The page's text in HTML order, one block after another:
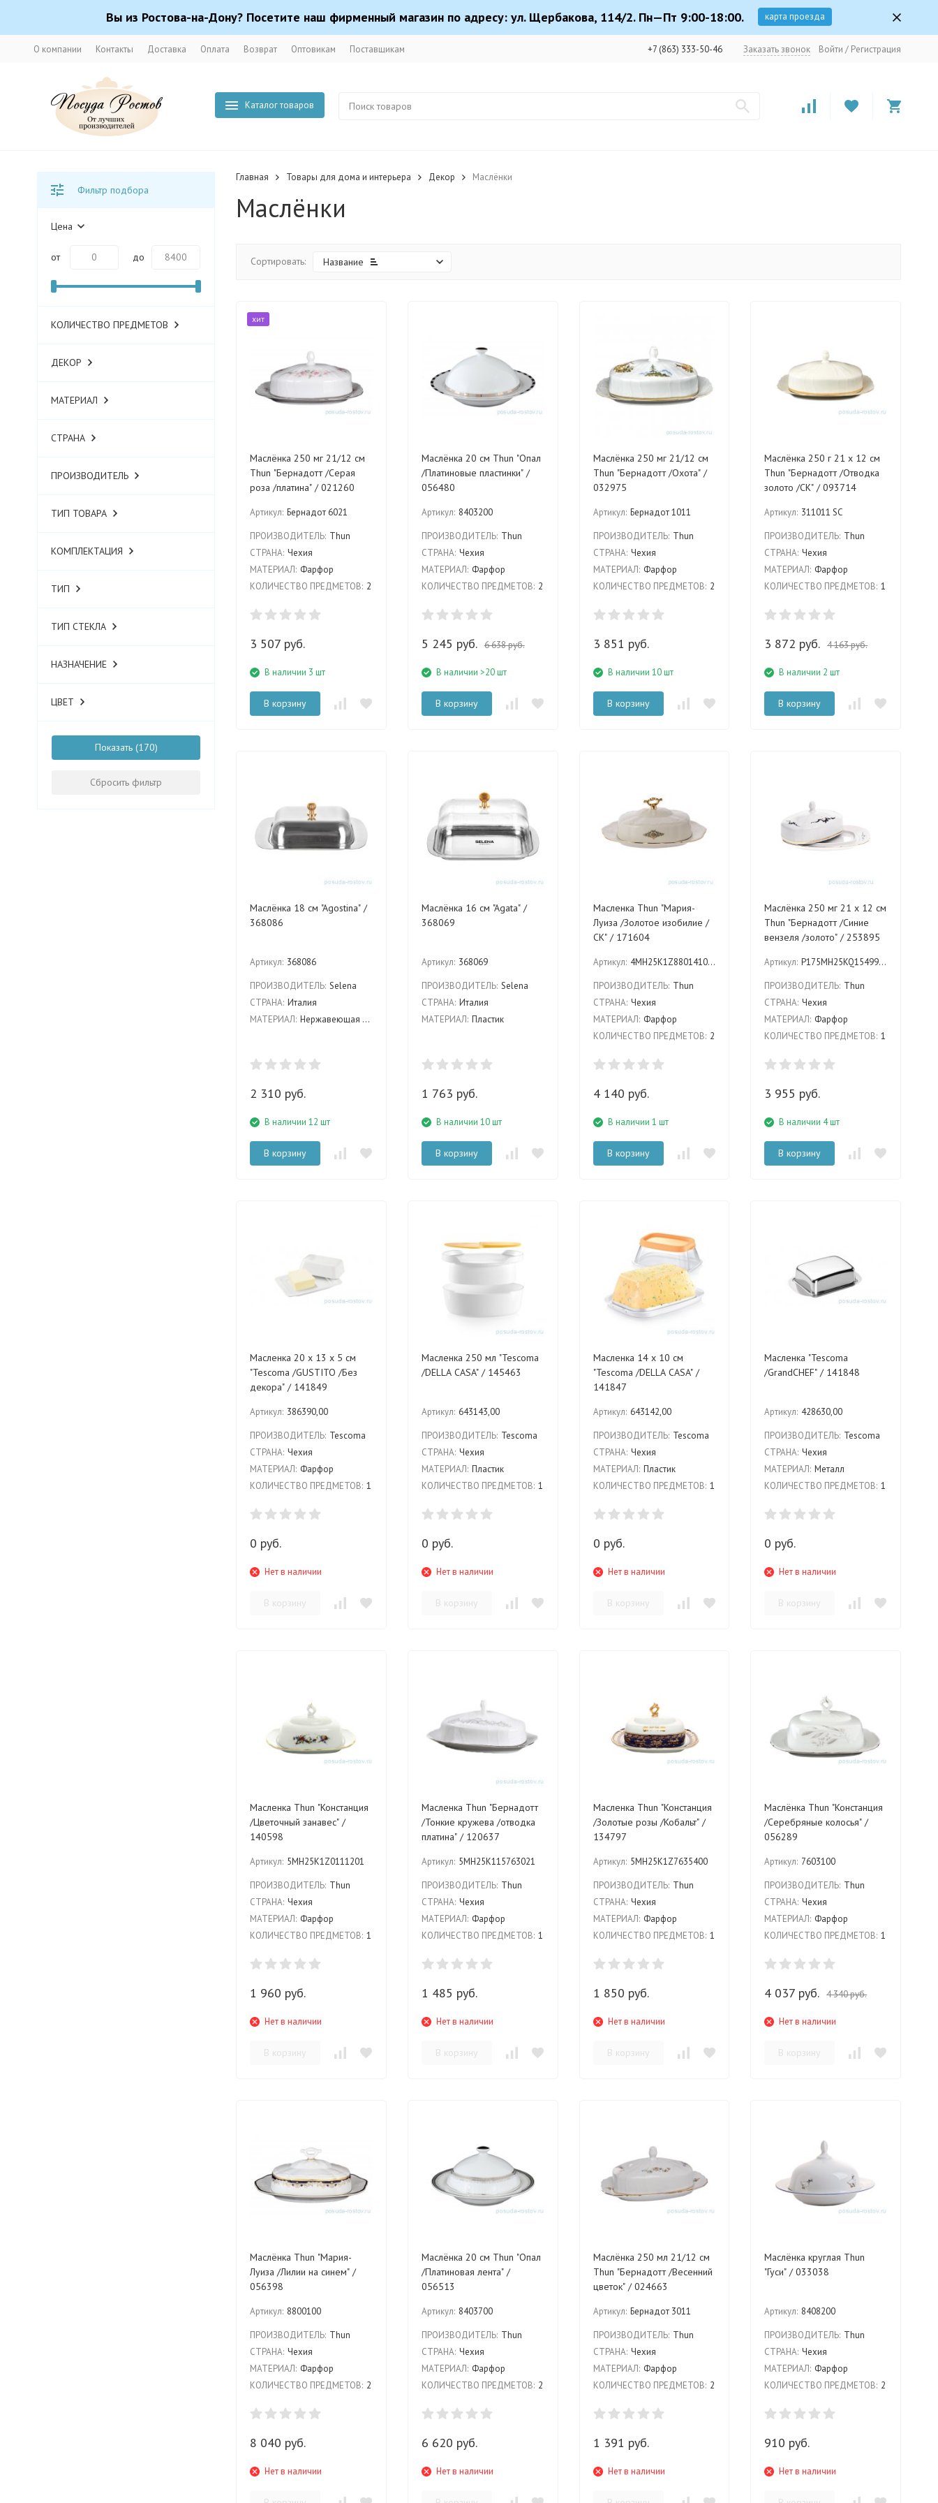
Вы из Ростова-на-Дону? Посетите наш фирменный магазин по адресу: ул. Щербакова, 114/2. Пн—Пт 9:00-18:00. карта проезда
О компании Контакты Доставка Оплата Возврат Оптовикам Поставщикам +7 (863) 333-50-46 Заказать звонок Войти / Регистрация
Каталог товаров
Главная Товары для дома и интерьера Декор Маслёнки
Маслёнки
Сортировать: Название
хит
Маслёнка 250 мг 21/12 см
Thun "Бернадотт /Серая
роза /платина" / 021260
Артикул: Бернадот 6021
ПРОИЗВОДИТЕЛЬ: Thun
СТРАНА: Чехия
МАТЕРИАЛ: Фарфор
КОЛИЧЕСТВО ПРЕДМЕТОВ: 2
3 507 руб.
В наличии 3 шт
В корзину
Маслёнка 20 см Thun "Опал
/Платиновые пластинки" /
056480
Артикул: 8403200
ПРОИЗВОДИТЕЛЬ: Thun
СТРАНА: Чехия
МАТЕРИАЛ: Фарфор
КОЛИЧЕСТВО ПРЕДМЕТОВ: 2
5 245 руб. 6 638 руб.
В наличии >20 шт
В корзину
Маслёнка 250 мг 21/12 см
Thun "Бернадотт /Охота" /
032975
Артикул: Бернадот 1011
ПРОИЗВОДИТЕЛЬ: Thun
СТРАНА: Чехия
МАТЕРИАЛ: Фарфор
КОЛИЧЕСТВО ПРЕДМЕТОВ: 2
3 851 руб.
В наличии 10 шт
В корзину
Маслёнка 250 г 21 х 12 см
Thun "Бернадотт /Отводка
золото /СК" / 093714
Артикул: 311011 SC
ПРОИЗВОДИТЕЛЬ: Thun
СТРАНА: Чехия
МАТЕРИАЛ: Фарфор
КОЛИЧЕСТВО ПРЕДМЕТОВ: 1
3 872 руб. 4 163 руб.
В наличии 2 шт
В корзину
Маслёнка 18 см "Agostina" /
368086
Артикул: 368086
ПРОИЗВОДИТЕЛЬ: Selena
СТРАНА: Италия
МАТЕРИАЛ: Нержавеющая сталь
2 310 руб.
В наличии 12 шт
В корзину
Маслёнка 16 см "Agata" /
368069
Артикул: 368069
ПРОИЗВОДИТЕЛЬ: Selena
СТРАНА: Италия
МАТЕРИАЛ: Пластик
1 763 руб.
В наличии 10 шт
В корзину
Масленка Thun "Мария-
Луиза /Золотое изобилие /
СК" / 171604
Артикул: 4MH25K1Z8801410 IVORY
ПРОИЗВОДИТЕЛЬ: Thun
СТРАНА: Чехия
МАТЕРИАЛ: Фарфор
КОЛИЧЕСТВО ПРЕДМЕТОВ: 2
4 140 руб.
В наличии 1 шт
В корзину
Маслёнка 250 мг 21 х 12 см
Thun "Бернадотт /Синие
вензеля /золото" / 253895
Артикул: P175MH25KQ15499311
ПРОИЗВОДИТЕЛЬ: Thun
СТРАНА: Чехия
МАТЕРИАЛ: Фарфор
КОЛИЧЕСТВО ПРЕДМЕТОВ: 1
3 955 руб.
В наличии 4 шт
В корзину
Масленка 20 х 13 х 5 см
"Tescoma /GUSTITO /Без
декора" / 141849
Артикул: 386390,00
ПРОИЗВОДИТЕЛЬ: Tescoma
СТРАНА: Чехия
МАТЕРИАЛ: Фарфор
КОЛИЧЕСТВО ПРЕДМЕТОВ: 1
0 руб.
Нет в наличии
В корзину
Масленка 250 мл "Tescoma
/DELLA CASA" / 145463
Артикул: 643143,00
ПРОИЗВОДИТЕЛЬ: Tescoma
СТРАНА: Чехия
МАТЕРИАЛ: Пластик
КОЛИЧЕСТВО ПРЕДМЕТОВ: 1
0 руб.
Нет в наличии
В корзину
Масленка 14 х 10 см
"Tescoma /DELLA CASA" /
141847
Артикул: 643142,00
ПРОИЗВОДИТЕЛЬ: Tescoma
СТРАНА: Чехия
МАТЕРИАЛ: Пластик
КОЛИЧЕСТВО ПРЕДМЕТОВ: 1
0 руб.
Нет в наличии
В корзину
Масленка "Tescoma
/GrandCHEF" / 141848
Артикул: 428630,00
ПРОИЗВОДИТЕЛЬ: Tescoma
СТРАНА: Чехия
МАТЕРИАЛ: Металл
КОЛИЧЕСТВО ПРЕДМЕТОВ: 1
0 руб.
Нет в наличии
В корзину
Масленка Thun "Констанция
/Цветочный занавес" /
140598
Артикул: 5MH25K1Z0111201
ПРОИЗВОДИТЕЛЬ: Thun
СТРАНА: Чехия
МАТЕРИАЛ: Фарфор
КОЛИЧЕСТВО ПРЕДМЕТОВ: 1
1 960 руб.
Нет в наличии
В корзину
Масленка Thun "Бернадотт
/Тонкие кружева /отводка
платина" / 120637
Артикул: 5MH25K115763021
ПРОИЗВОДИТЕЛЬ: Thun
СТРАНА: Чехия
МАТЕРИАЛ: Фарфор
КОЛИЧЕСТВО ПРЕДМЕТОВ: 1
1 485 руб.
Нет в наличии
В корзину
Масленка Thun "Констанция
/Золотые розы /Кобальт" /
134797
Артикул: 5MH25K1Z7635400
ПРОИЗВОДИТЕЛЬ: Thun
СТРАНА: Чехия
МАТЕРИАЛ: Фарфор
КОЛИЧЕСТВО ПРЕДМЕТОВ: 1
1 850 руб.
Нет в наличии
В корзину
Маслёнка Thun "Констанция
/Серебряные колосья" /
056289
Артикул: 7603100
ПРОИЗВОДИТЕЛЬ: Thun
СТРАНА: Чехия
МАТЕРИАЛ: Фарфор
КОЛИЧЕСТВО ПРЕДМЕТОВ: 1
4 037 руб. 4 340 руб.
Нет в наличии
В корзину
Маслёнка Thun "Мария-
Луиза /Лилии на синем" /
056398
Артикул: 8800100
ПРОИЗВОДИТЕЛЬ: Thun
СТРАНА: Чехия
МАТЕРИАЛ: Фарфор
КОЛИЧЕСТВО ПРЕДМЕТОВ: 2
8 040 руб.
Нет в наличии
Маслёнка 20 см Thun "Опал
/Платиновая лента" /
056513
Артикул: 8403700
ПРОИЗВОДИТЕЛЬ: Thun
СТРАНА: Чехия
МАТЕРИАЛ: Фарфор
КОЛИЧЕСТВО ПРЕДМЕТОВ: 2
6 620 руб.
Нет в наличии
Маслёнка 250 мл 21/12 см
Thun "Бернадотт /Весенний
цветок" / 024663
Артикул: Бернадот 3011
ПРОИЗВОДИТЕЛЬ: Thun
СТРАНА: Чехия
МАТЕРИАЛ: Фарфор
КОЛИЧЕСТВО ПРЕДМЕТОВ: 2
1 391 руб.
Нет в наличии
Маслёнка круглая Thun
"Гуси" / 033038
Артикул: 8408200
ПРОИЗВОДИТЕЛЬ: Thun
СТРАНА: Чехия
МАТЕРИАЛ: Фарфор
КОЛИЧЕСТВО ПРЕДМЕТОВ: 2
910 руб.
Нет в наличии
Фильтр подбора
Цена
от до
КОЛИЧЕСТВО ПРЕДМЕТОВ
ДЕКОР
МАТЕРИАЛ
СТРАНА
ПРОИЗВОДИТЕЛЬ
ТИП ТОВАРА
КОМПЛЕКТАЦИЯ
ТИП
ТИП СТЕКЛА
НАЗНАЧЕНИЕ
ЦВЕТ
Показать
Сбросить фильтр